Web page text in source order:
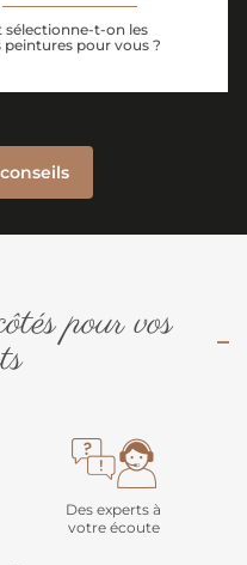
t-on les
peintures pour vous ?
pour vos
Des experts à
votre écoute